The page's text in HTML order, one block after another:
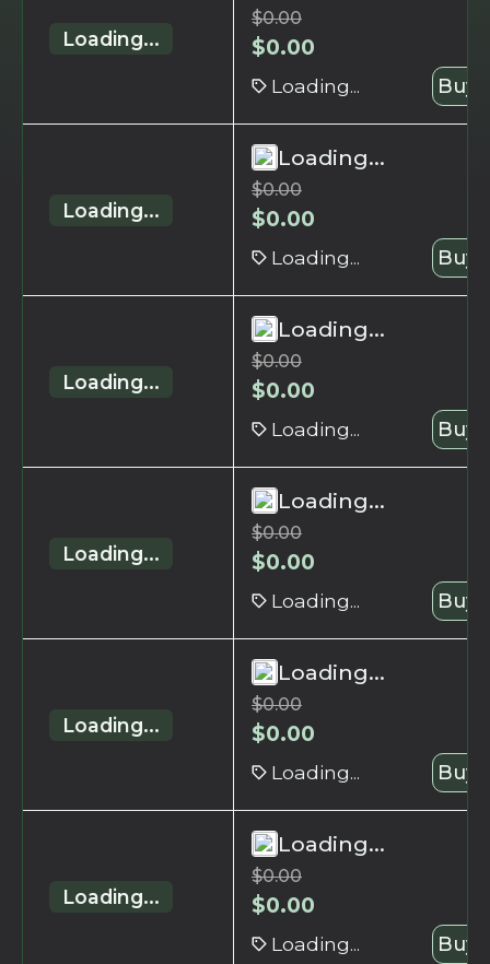
Loading...
$0.00
$0.00
Loading... Buy
Loading...
Loading...
$0.00
$0.00
Loading... Buy
Loading...
Loading...
$0.00
$0.00
Loading... Buy
Loading...
Loading...
$0.00
$0.00
Loading... Buy
Loading...
Loading...
$0.00
$0.00
Loading... Buy
Loading...
Loading...
$0.00
$0.00
Loading... Buy